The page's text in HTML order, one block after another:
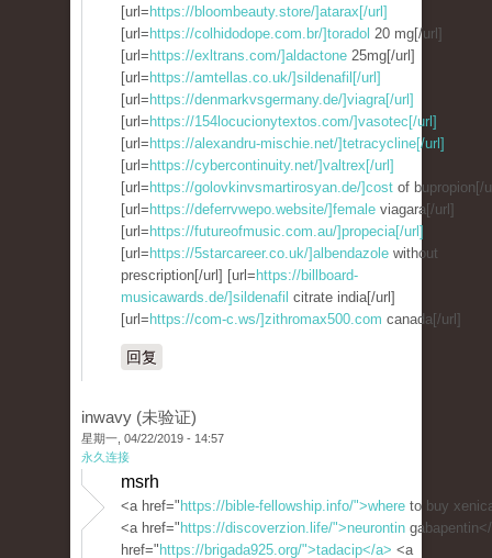
[url= https://bloombeauty.store/]atarax[/url]
[url= https://colhidodope.com.br/]toradol 20 mg[/url]
[url= https://exltrans.com/]aldactone 25mg[/url]
[url= https://amtellas.co.uk/]sildenafil[/url]
[url= https://denmarkvsgermany.de/]viagra[/url]
[url= https://154locucionytextos.com/]vasotec[/url]
[url= https://alexandru-mischie.net/]tetracycline[/url]
[url= https://cybercontinuity.net/]valtrex[/url]
[url= https://golovkinvsmartirosyan.de/]cost of bupropion[/
[url= https://deferrvwepo.website/]female viagara[/url]
[url= https://futureofmusic.com.au/]propecia[/url]
[url= https://5starcareer.co.uk/]albendazole without
prescription[/url] [url= https://billboard-
musicawards.de/]sildenafil citrate india[/url]
[url= https://com-c.ws/]zithromax500.com canada[/url]
回复
inwavy (未验证)
星期一, 04/22/2019 - 14:57
永久连接
msrh
<a href=" https://bible-fellowship.info/">where to buy
<a href=" https://discoverzion.life/">neurontin
href=" https://brigada925.org/">tadacip</a> <a